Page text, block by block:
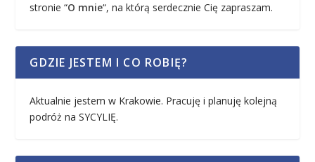
stronie “O mnie“, na którą serdecznie Cię zapraszam.
GDZIE JESTEM I CO ROBIĘ?
Aktualnie jestem w Krakowie. Pracuję i planuję kolejną
podróż na SYCYLIĘ.